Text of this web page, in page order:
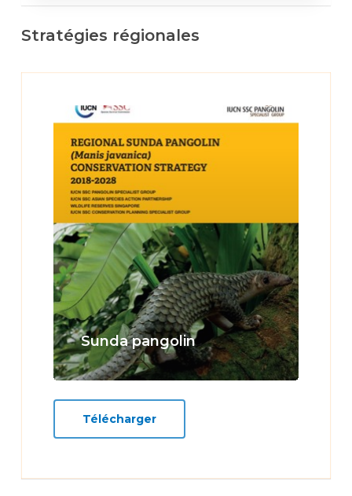
Stratégies régionales
Sunda pangolin
Learn
more
Télécharger